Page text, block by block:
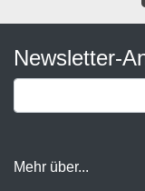
Newsletter-
Mehr über...